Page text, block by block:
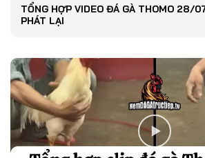
TỔNG HỢP VIDEO ĐÁ GÀ THOMO 28/
PHÁT LẠI